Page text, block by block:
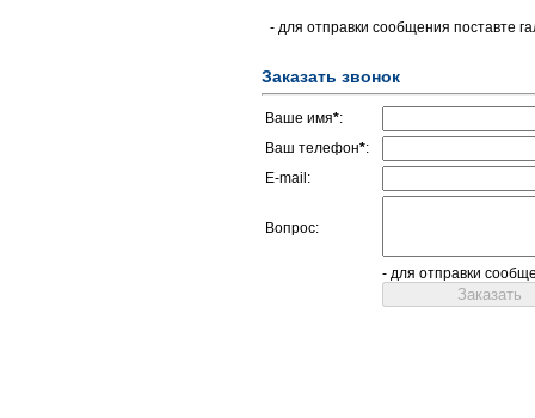
- для отправки сообщения поставте
Заказать звонок
Ваше имя*:
Ваш телефон*:
E-mail:
Вопрос:
- для отправки